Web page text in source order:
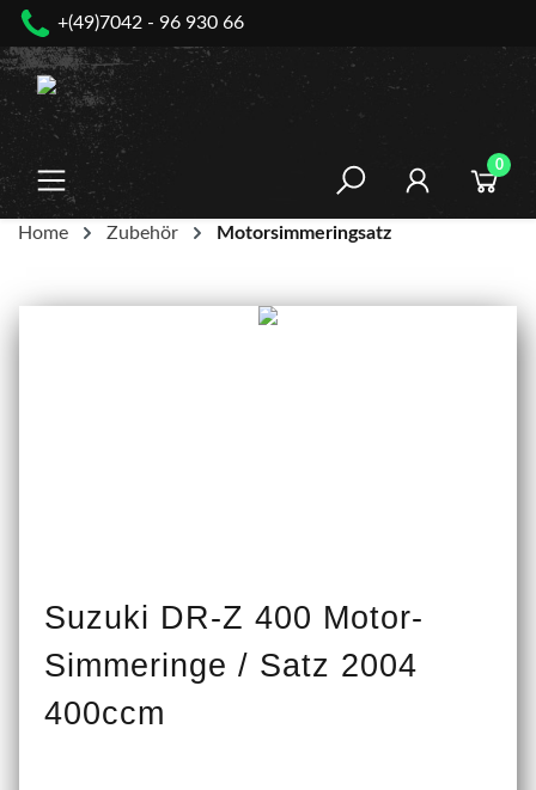
springen
+(49)7042 - 96 930 66
0
Home Zubehör Motorsimmeringsatz
Suzuki DR-Z 400 Motor-
Simmeringe / Satz 2004
400ccm